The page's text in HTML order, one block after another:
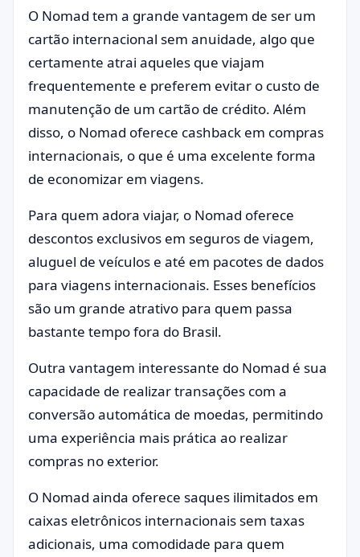
O Nomad tem a grande vantagem de ser um
cartão internacional sem anuidade, algo que
certamente atrai aqueles que viajam
frequentemente e preferem evitar o custo de
manutenção de um cartão de crédito. Além
disso, o Nomad oferece cashback em compras
internacionais, o que é uma excelente forma
de economizar em viagens.
Para quem adora viajar, o Nomad oferece
descontos exclusivos em seguros de viagem,
aluguel de veículos e até em pacotes de dados
para viagens internacionais. Esses benefícios
são um grande atrativo para quem passa
bastante tempo fora do Brasil.
Outra vantagem interessante do Nomad é sua
capacidade de realizar transações com a
conversão automática de moedas, permitindo
uma experiência mais prática ao realizar
compras no exterior.
O Nomad ainda oferece saques ilimitados em
caixas eletrônicos internacionais sem taxas
adicionais, uma comodidade para quem